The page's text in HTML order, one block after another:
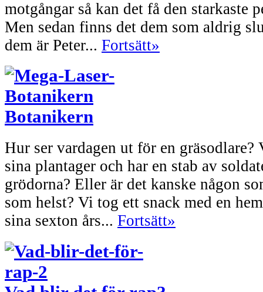
motgångar så kan det få den starkaste
Men sedan finns det dem som aldrig
dem är Peter... Fortsätt»
Botanikern
Hur ser vardagen ut för en gräsodlare?
sina plantager och har en stab av
grödorna? Eller är det kanske någon
som helst? Vi tog ett snack med en
sina sexton års... Fortsätt»